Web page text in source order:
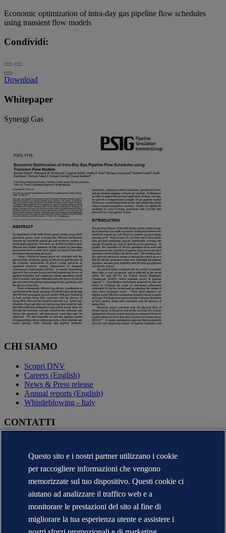
Economic optimization of intra-day gas pipeline flow schedules
using transient flow models
Condividi:
Download
Whitepaper
Synergi Gas
CHI SIAMO
Scopri DNV
Careers (English)
News & Press release
Annual reports (English)
Whistleblowing - Italy
CONTATTI
Contatti per la stampa
Segnalazioni e Reclami
Cambio Ragione Sociale
indirizzo posta certificata
Veracity (English)
Informativa sulla privacy
Condizioni d'uso
Questo sito e i nostri partner utilizzano i cookie
per raccogliere informazioni che vengono
memorizzate sul tuo dispositivo. Questi cookie ci
aiutano ad analizzare il traffico web e a
monitorare le prestazioni del sito al fine di
migliorare la tua esperienza utente e assistere i